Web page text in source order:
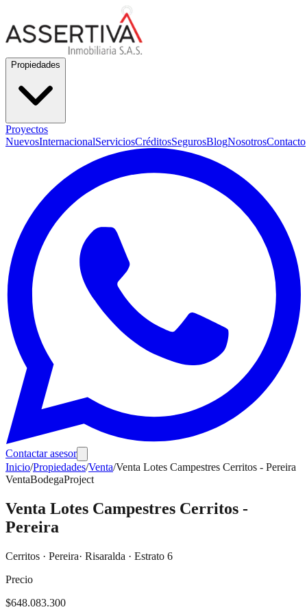
Propiedades
Proyectos
NuevosInternacionalServiciosCréditosSegurosBlogNosotrosContacto
Contactar asesor
Inicio/Propiedades/Venta/Venta Lotes Campestres Cerritos - Pereira
VentaBodegaProject
Venta Lotes Campestres Cerritos -
Pereira
Cerritos · Pereira· Risaralda · Estrato 6
Precio
$648.083.300